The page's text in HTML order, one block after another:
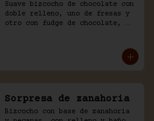
Suave bizcocho de chocolate con
doble relleno, uno de fresas y
otro con fudge de chocolate,
Sorpresa de zanahoria
Bizcocho con base de zanahoria